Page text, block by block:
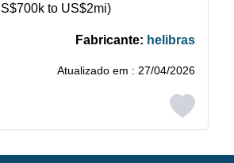
to US$2mi)
Fabricante: helibras
Atualizado em : 27/04/2026